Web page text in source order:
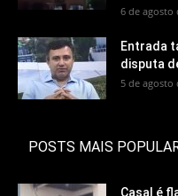
6 de agosto
Entrada
disputa
5 de agosto
POSTS MAIS
Casal é